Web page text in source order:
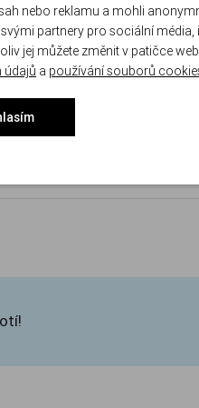
nebo reklamu a mohli
partnery pro sociální média,
jej můžete změnit v patičce
údajů a používání souborů